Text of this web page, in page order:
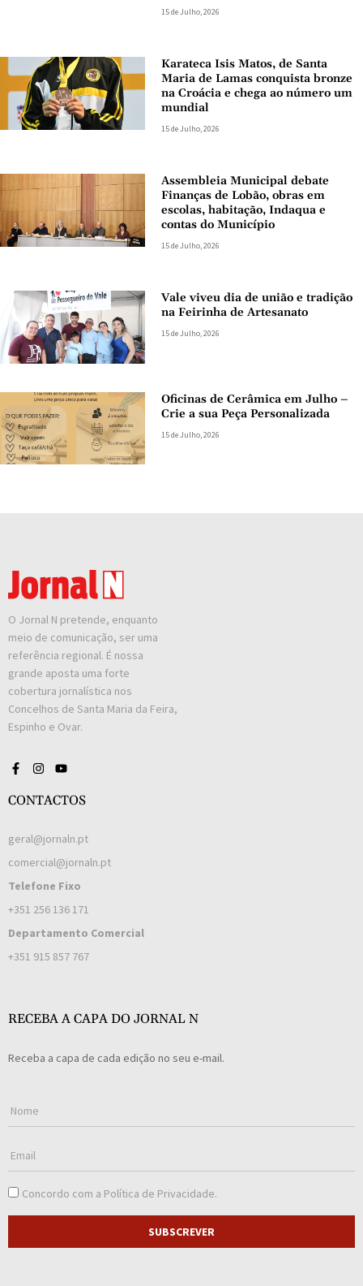
15 de Julho, 2026
Karateca Isis Matos, de Santa
Maria de Lamas conquista bronze
na Croácia e chega ao número um
mundial
15 de Julho, 2026
Assembleia Municipal debate
Finanças de Lobão, obras em
escolas, habitação, Indaqua e
contas do Município
15 de Julho, 2026
Vale viveu dia de união e tradição
na Feirinha de Artesanato
15 de Julho, 2026
Oficinas de Cerâmica em Julho –
Crie a sua Peça Personalizada
15 de Julho, 2026
O Jornal N pretende, enquanto
meio de comunicação, ser uma
referência regional. É nossa
grande aposta uma forte
cobertura jornalística nos
Concelhos de Santa Maria da Feira,
Espinho e Ovar.
CONTACTOS
geral@jornaln.pt
comercial@jornaln.pt
Telefone Fixo
+351 256 136 171
Departamento Comercial
+351 915 857 767
RECEBA A CAPA DO JORNAL N
Receba a capa de cada edição no seu e-mail.
Concordo com a Política de Privacidade.
SUBSCREVER